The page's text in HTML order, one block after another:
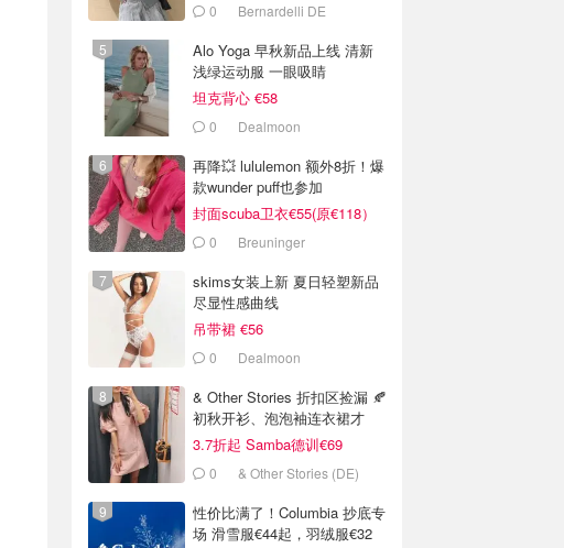
0 Bernardelli DE
Alo Yoga 早秋新品上线 清新
浅绿运动服 一眼吸睛
坦克背心 €58
0 Dealmoon
再降💥 lululemon 额外8折！爆
款wunder puff也参加
封面scuba卫衣€55(原€118）
0 Breuninger
skims女装上新 夏日轻塑新品
尽显性感曲线
吊带裙 €56
0 Dealmoon
& Other Stories 折扣区捡漏 🍂
初秋开衫、泡泡袖连衣裙才
€29
3.7折起 Samba德训€69
0 & Other Stories (DE)
性价比满了！Columbia 抄底专
场 滑雪服€44起，羽绒服€32